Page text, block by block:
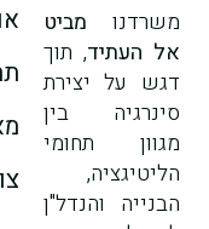
משרדנו מביט
אל העתיד, תוך
דגש על יצירת
סינרגיה בין
מגוון תחומי
הליטיגציה,
הבנייה והנדל"ן